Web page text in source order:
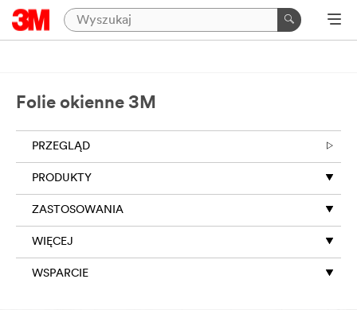
Folie okienne 3M
PRZEGLĄD
PRODUKTY
ZASTOSOWANIA
WIĘCEJ
WSPARCIE